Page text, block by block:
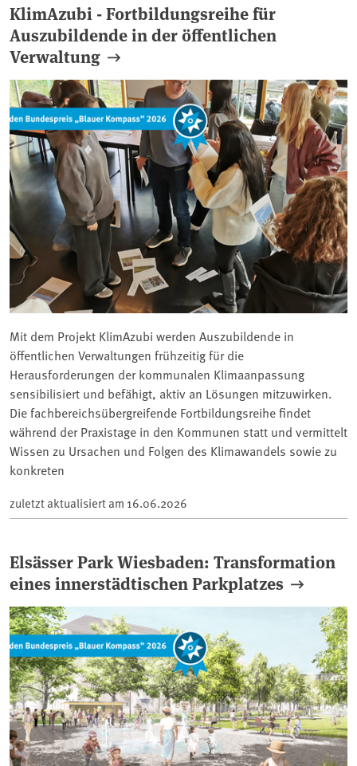
KlimAzubi - Fortbildungsreihe für
Auszubildende in der öffentlichen
Verwaltung
Mit dem Projekt KlimAzubi werden Auszubildende in
öffentlichen Verwaltungen frühzeitig für die
Herausforderungen der kommunalen Klimaanpassung
sensibilisiert und befähigt, aktiv an Lösungen mitzuwirken.
Die fachbereichsübergreifende Fortbildungsreihe findet
während der Praxistage in den Kommunen statt und vermittelt
Wissen zu Ursachen und Folgen des Klimawandels sowie zu
konkreten
zuletzt aktualisiert am 16.06.2026
Elsässer Park Wiesbaden: Transformation
eines innerstädtischen Parkplatzes